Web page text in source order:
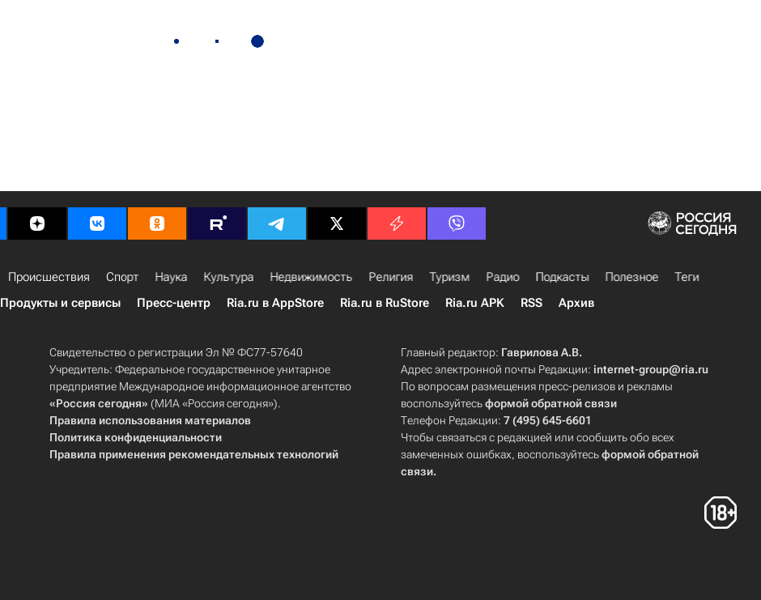
Происшествия Спорт Наука Культура Недвижимость Религия Туризм Радио Подкасты Полезное
Теги
Продукты и сервисы Пресс-центр Ria.ru в AppStore Ria.ru в RuStore Ria.ru APK RSS Архив
Свидетельство о регистрации Эл № ФС77-57640
Учредитель: Федеральное государственное унитарное
предприятие Международное информационное агентство
«Россия сегодня» (МИА «Россия сегодня»).
Правила использования материалов
Политика конфиденциальности
Правила применения рекомендательных технологий
Главный редактор: Гаврилова А.В.
Адрес электронной почты Редакции:internet-group@ria.ru
По вопросам размещения пресс-релизов и рекламы
воспользуйтесьформой обратной связи
Телефон Редакции:7 (495) 645-6601
Чтобы связаться с редакцией или сообщить обо всех
замеченных ошибках, воспользуйтесьформой обратной
связи.